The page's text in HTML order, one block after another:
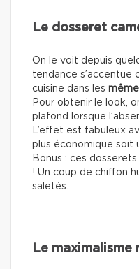
Le dosseret
On le voit depuis
tendance s’accentue
cuisine dans les
Pour obtenir le look,
plafond lorsque
L’effet est fabuleux
plus économique soit
Bonus : ces
! Un coup de chiffon
saletés.
Le maximalisme